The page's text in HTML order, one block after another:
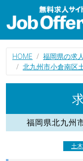
HOME
福岡県の求
北九州市小倉南区
福岡県北九州
土